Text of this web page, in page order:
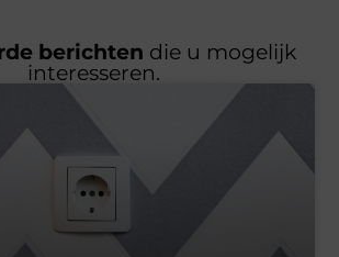
berichten die u mogelijk
interesseren.